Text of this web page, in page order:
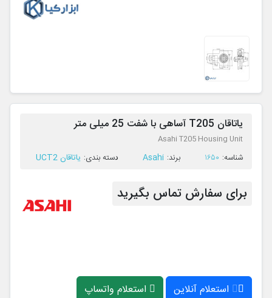
یاتاقان T205 آساهی با شفت 25 میلی متر
Asahi T205 Housing Unit
ﺷﻨﺎﺳﻪ: 1650 ﺑﺮﻧﺪ: Asahi ﺩﺳﺘﻪ ﺑﻨﺪی: یاتاقان UCT2
برای سفارش تماس بگیرید
استعلام آنلاین
استعلام واتساپ